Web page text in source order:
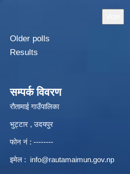
Older polls
Results
सम्पर्क विवरण
रौतामाई गाउँपालिका
भुट्टार , उदयपुर
फोन नं : --------
इमेल : info@rautamaimun.gov.np